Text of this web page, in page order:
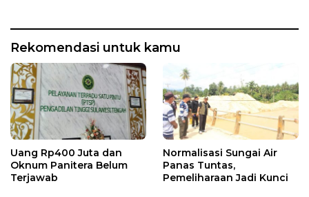
Rekomendasi untuk kamu
Uang Rp400 Juta dan
Oknum Panitera Belum
Terjawab
Normalisasi Sungai Air
Panas Tuntas,
Pemeliharaan Jadi Kunci